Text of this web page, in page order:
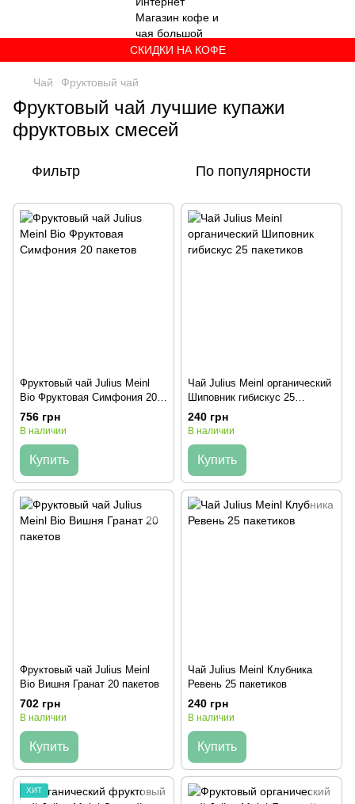
СКИДКИ НА КОФЕ
Чай Фруктовый чай
Фруктовый чай лучшие купажи
фруктовых смесей
Фильтр По популярности
Фруктовый чай Julius Meinl
Bio Фруктовая Симфония 20
пакетов
756 грн
В наличии
Купить
Чай Julius Meinl органический
Шиповник гибискус 25
пакетиков
240 грн
В наличии
Купить
Фруктовый чай Julius Meinl
Bio Вишня Гранат 20 пакетов
702 грн
В наличии
Купить
Чай Julius Meinl Клубника
Ревень 25 пакетиков
240 грн
В наличии
Купить
ХИТ